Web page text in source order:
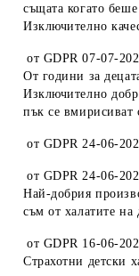
същата когато
Изключително
от GDPR 07-07-
От години за
Изключително
пък се вмирисиват
от GDPR 24-06-
от GDPR 24-06-
Най-добрия
съм от халатите на
от GDPR 16-06-
Страхотни детски